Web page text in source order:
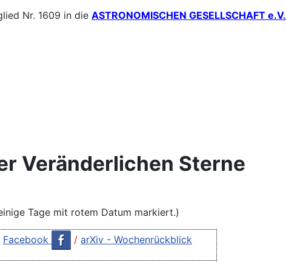
Nr. 1609 in die ASTRONOMISCHEN GESELLSCHAFT e.V.
Veränderlichen Sterne
Tage mit rotem Datum markiert.)
Facebook / arXiv - Wochenrückblick